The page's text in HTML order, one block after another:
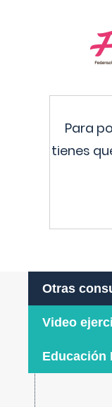
Para
tienes
Otras
Video
Educación